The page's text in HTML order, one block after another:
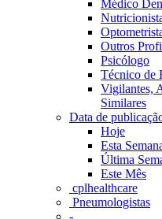
Médico
Outros
Psicólogo
Técnico de
Vigilantes,
Similares
Data de
Hoje
Esta
Última
Este Mês
‎ cplhealthcare‬
Pneumologistas
-